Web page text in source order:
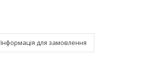
Інформація для замовлення